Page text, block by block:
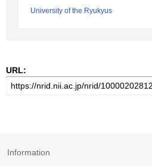
University of the Ryukyus
URL:
Information